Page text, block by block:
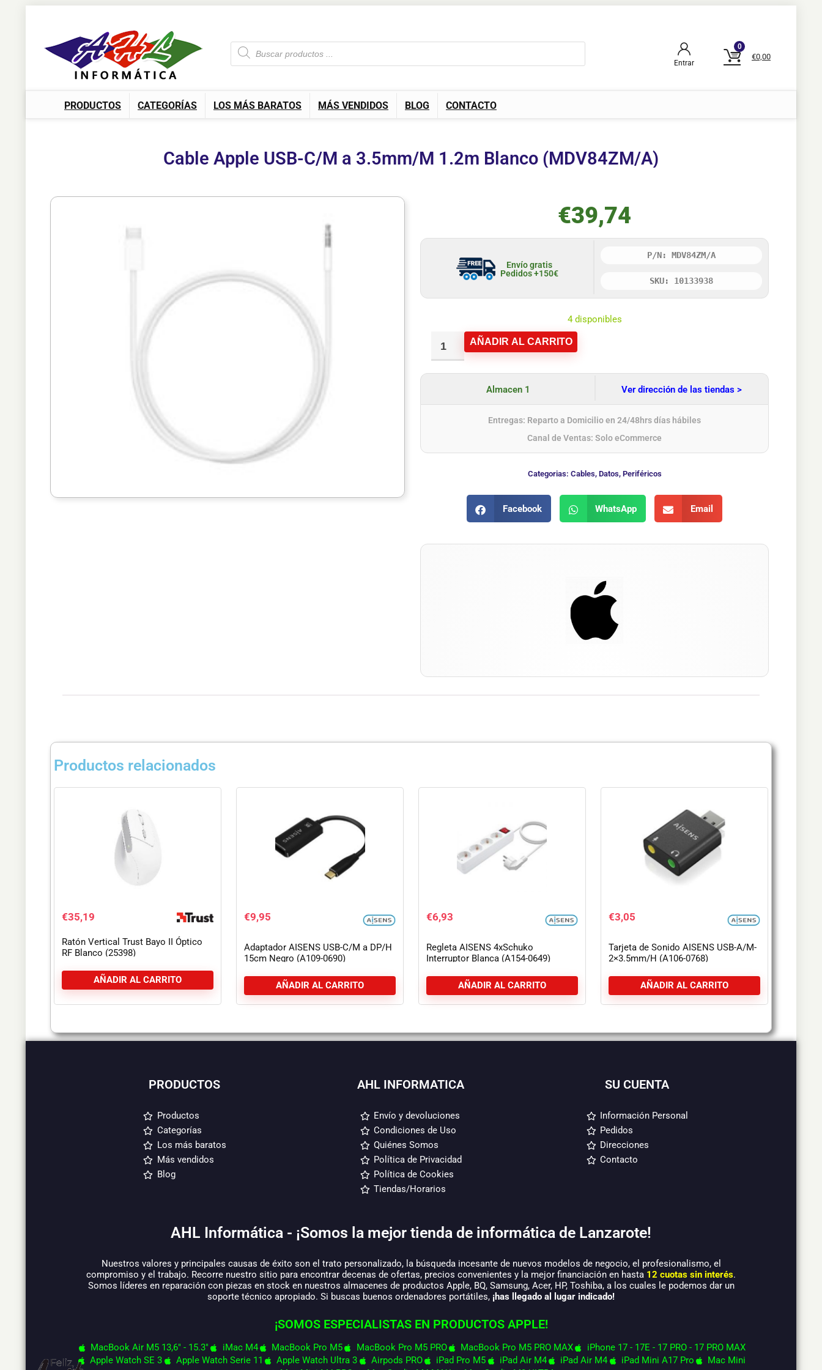
Entrar
0
€0,00
PRODUCTOS CATEGORÍAS LOS MÁS BARATOS MÁS VENDIDOS BLOG CONTACTO
Cable Apple USB-C/M a 3.5mm/M 1.2m Blanco (MDV84ZM/A)
€39,74
Envío gratis
Pedidos +150€
P/N: MDV84ZM/A
SKU: 10133938
4 disponibles
AÑADIR AL CARRITO
Almacen 1 Ver dirección de las tiendas >
Entregas: Reparto a Domicilio en 24/48hrs días hábiles
Canal de Ventas: Solo eCommerce
Categorias: Cables, Datos, Periféricos
Facebook WhatsApp Email
Productos relacionados
€35,19
Ratón Vertical Trust Bayo II Óptico
RF Blanco (25398)
AÑADIR AL CARRITO
€9,95
Adaptador AISENS USB-C/M a DP/H
15cm Negro (A109-0690)
AÑADIR AL CARRITO
€6,93
Regleta AISENS 4xSchuko
Interruptor Blanca (A154-0649)
AÑADIR AL CARRITO
€3,05
Tarjeta de Sonido AISENS USB-A/M-
2×3.5mm/H (A106-0768)
AÑADIR AL CARRITO
PRODUCTOS
Productos
Categorías
Los más baratos
Más vendidos
Blog
AHL INFORMATICA
Envío y devoluciones
Condiciones de Uso
Quiénes Somos
Política de Privacidad
Política de Cookies
Tiendas/Horarios
SU CUENTA
Información Personal
Pedidos
Direcciones
Contacto
AHL Informática - ¡Somos la mejor tienda de informática de Lanzarote!
Nuestros valores y principales causas de éxito son el trato personalizado, la búsqueda incesante de nuevos modelos de negocio, el profesionalismo, el
compromiso y el trabajo. Recorre nuestro sitio para encontrar decenas de ofertas, precios convenientes y la mejor financiación en hasta 12 cuotas sin interés.
Somos líderes en reparación con piezas en stock en nuestros almacenes de productos Apple, BQ, Samsung, Acer, HP, Toshiba, a los cuales le podemos dar un
soporte técnico apropiado. Si buscas buenos ordenadores portátiles, ¡has llegado al lugar indicado!
¡SOMOS ESPECIALISTAS EN PRODUCTOS APPLE!
MacBook Air M5 13,6" - 15.3" iMac M4 MacBook Pro M5 MacBook Pro M5 PRO MacBook Pro M5 PRO MAX
iPhone 17 - 17E - 17 PRO - 17 PRO MAX
Apple Watch SE 3
Apple Watch Serie 11 Apple Watch Ultra 3 Airpods PRO iPad Pro M5 iPad Air M4 iPad Air M4 iPad Mini A17 Pro
Mac Mini